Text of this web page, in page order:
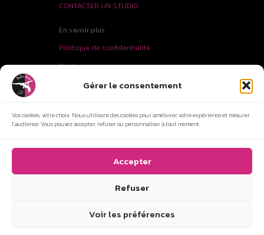
Gérer le consentement
Vos cookies, votre choix. Nous utilisons des cookies pour améliorer votre expérience et mesurer
l’audience. Vous pouvez accepter, refuser ou personnaliser à tout moment.
Accepter
Refuser
Voir les préférences
CONTACTER UN STUDIO
En savoir plus
Politique de confidentialité
Règlement intérieur
Mentions Légales
PLAN DU SITE
Milie'Dance
Réserver un cours